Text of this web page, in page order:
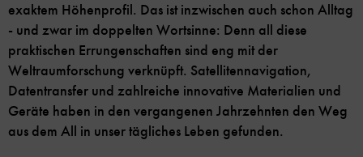
exaktem Höhenprofil. Das ist inzwischen auch schon Alltag
- und zwar im doppelten Wortsinne: Denn all diese
praktischen Errungenschaften sind eng mit der
Weltraumforschung verknüpft. Satellitennavigation,
Datentransfer und zahlreiche innovative Materialien und
Geräte haben in den vergangenen Jahrzehnten den Weg
aus dem All in unser tägliches Leben gefunden.